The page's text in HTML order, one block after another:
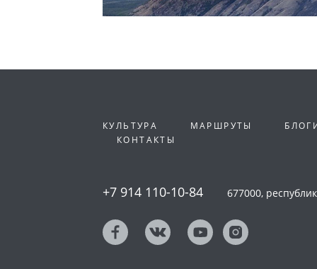
КУЛЬТУРА МАРШРУТЫ
КОНТАКТЫ
+7 914 110-10-84 677000,